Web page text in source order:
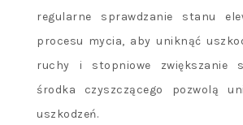
regularne sprawdzanie stanu
procesu mycia, aby uniknąć
ruchy i stopniowe zwiększanie
środka czyszczącego pozwolą
uszkodzeń.